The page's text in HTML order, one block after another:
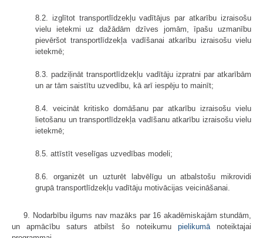
8.2. izglītot transportlīdzekļu vadītājus par atkarību izraisošu
vielu ietekmi uz dažādām dzīves jomām, īpašu uzmanību
pievēršot transportlīdzekļa vadīšanai atkarību izraisošu vielu
ietekmē;
8.3. padziļināt transportlīdzekļu vadītāju izpratni par atkarībām
un ar tām saistītu uzvedību, kā arī iespēju to mainīt;
8.4. veicināt kritisko domāšanu par atkarību izraisošu vielu
lietošanu un transportlīdzekļa vadīšanu atkarību izraisošu vielu
ietekmē;
8.5. attīstīt veselīgas uzvedības modeli;
8.6. organizēt un uzturēt labvēlīgu un atbalstošu mikrovidi
grupā transportlīdzekļu vadītāju motivācijas veicināšanai.
9. Nodarbību ilgums nav mazāks par 16 akadēmiskajām stundām,
un apmācību saturs atbilst šo noteikumu pielikumānoteiktajai